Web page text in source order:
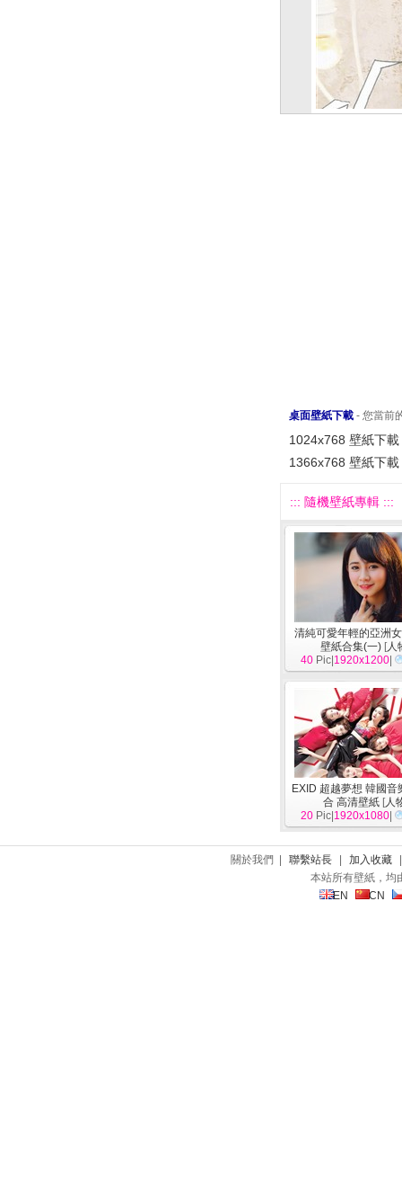
桌面壁紙下載 - 您當前
1024x768 壁紙下載
1366x768 壁紙下載
::: 隨機壁紙專輯 :::
清純可愛年輕的亞洲
壁紙合集(一) [人
40 Pic| 1920x1200
EXID 超越夢想 韓國音
合 高清壁紙 [人
20 Pic| 1920x1080
關於我們 | 聯繫站長 加入收藏
本站所有壁紙，均
EN
CN